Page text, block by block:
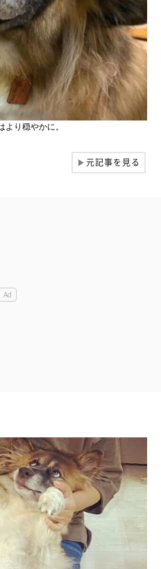
り穏やかに。
▶元記事を見る